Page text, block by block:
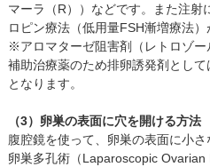
マーラ（R））などです。また注射
ロピン療法（低用量FSH漸増療法）
※アロマターゼ阻害剤（レトロゾ
補助治療薬のため排卵誘発剤とし
となります。
（3）卵巣の表面に穴を開ける方法
腹腔鏡を使って、卵巣の表面に小
卵巣多孔術（Laparoscopic Ovarian